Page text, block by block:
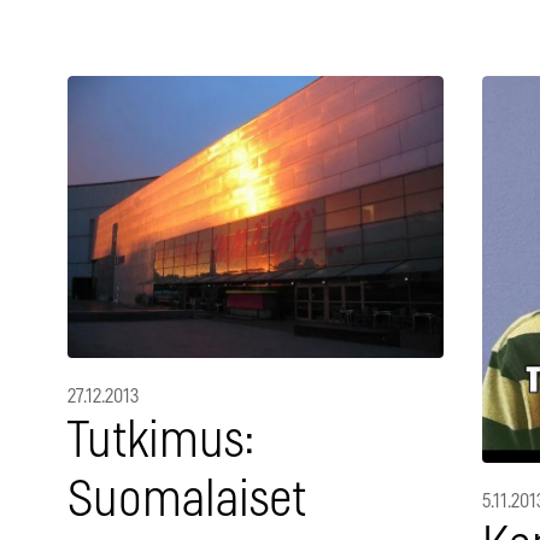
27.12.2013
Tutkimus:
Suomalaiset